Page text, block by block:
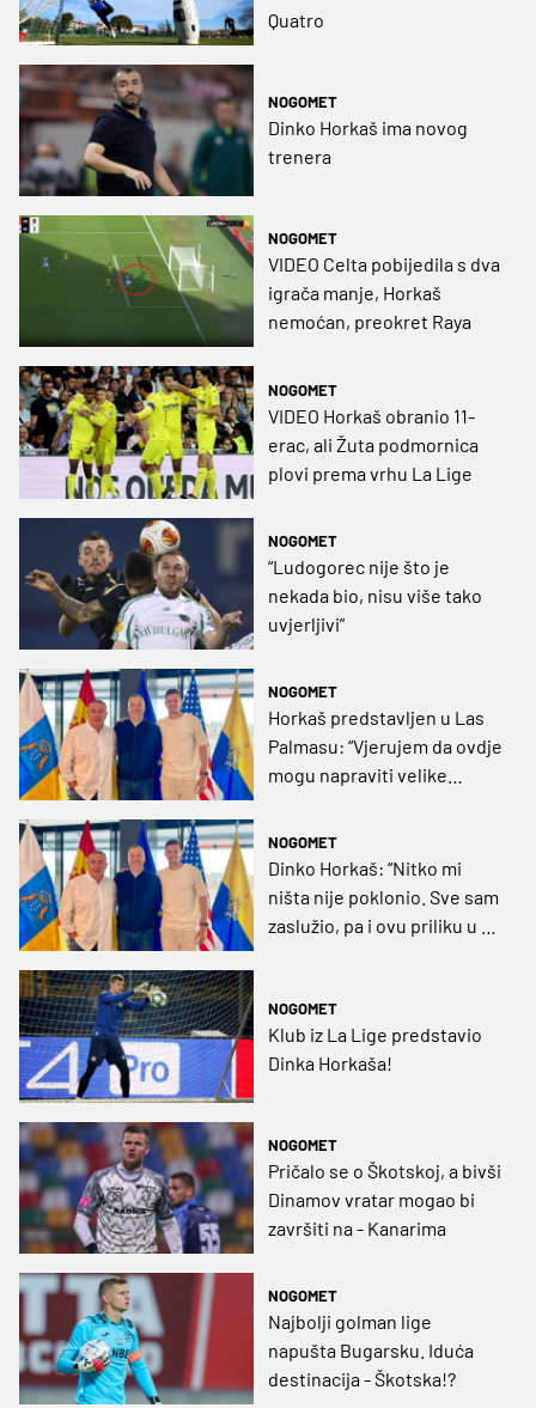
Quatro
NOGOMET
Dinko Horkaš ima novog
trenera
NOGOMET
VIDEO Celta pobijedila s dva
igrača manje, Horkaš
nemoćan, preokret Raya
NOGOMET
VIDEO Horkaš obranio 11-
erac, ali Žuta podmornica
plovi prema vrhu La Lige
NOGOMET
“Ludogorec nije što je
nekada bio, nisu više tako
uvjerljivi”
NOGOMET
Horkaš predstavljen u Las
Palmasu: “Vjerujem da ovdje
mogu napraviti velike
NOGOMET
Dinko Horkaš: “Nitko mi
ništa nije poklonio. Sve sam
zaslužio, pa i ovu priliku u La
NOGOMET
Klub iz La Lige predstavio
Dinka Horkaša!
NOGOMET
Pričalo se o Škotskoj, a bivši
Dinamov vratar mogao bi
završiti na - Kanarima
NOGOMET
Najbolji golman lige
napušta Bugarsku. Iduća
destinacija - Škotska!?